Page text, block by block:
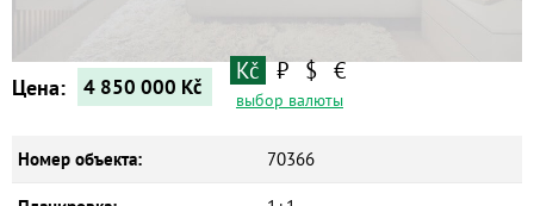
Цена: 4 850 000 Kč
Kč ₽ $ €
выбор валюты
Номер объекта: 70366